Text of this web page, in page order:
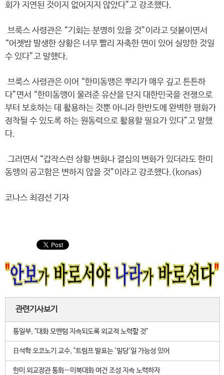
회가 지연된 것이지 없어지지 않았다”고 강조했다.
브룩스 사령관은 “기회는 분명히 있을 것”이라고 덧붙이면서
“어젯밤 발생한 상황은 너무 빨리 자축한 면이 있어 실망한 것일
수 있다”고 말했다.
브룩스 사령관은 이어 “한미동맹은 뿌리가 매우 깊고 튼튼하
다”면서 “한미동맹이 물려준 유산을 단지 대한민국을 전쟁으로
부터 보호하는 데 활용하는 것뿐 아니라 한반도에 완벽한 평화가
정착될 수 있도록 하는 원동력으로 활용할 필요가 있다”고 말했
다.
그러면서 “갑작스런 상황 변화나 결심의 변화가 있더라도 한미
동맹의 공고함은 변하지 않을 것”이라고 강조했다.(konas)
코나스 최경선 기자
관련기사보기
통일부, "대화 모멘텀 지속되도록 외교적 노력할 것"
日석학 오코노기 교수, "트럼프 발표는 '밀당'일 가능성 있어
한미 외교장관 통화…미북대화 여건 조성 지속 노력하자